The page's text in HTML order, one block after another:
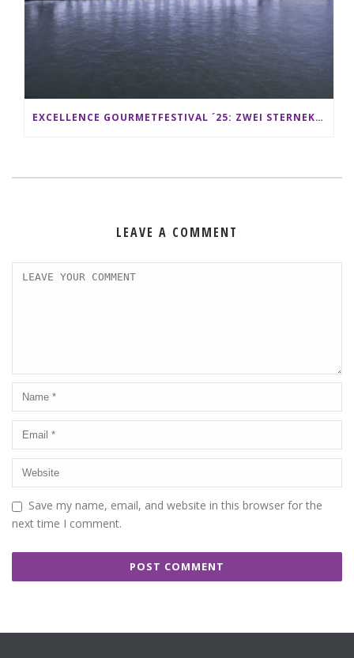
EXCELLENCE GOURMETFESTIVAL ´25: ZWEI STERNEKÖCHE ANTONIO GUIDA & DARIO MORESCO VERWÖHNEN IHRE GÄSTE AUF EINER LUXERIÖSEN SCHIFFSREISE
LEAVE A COMMENT
Save my name, email, and website in this browser for the
next time I comment.